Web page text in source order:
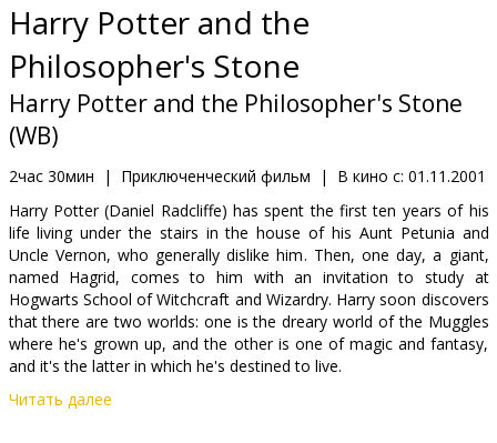
Клуб
Harry Potter and the
Philosopher's Stone
Harry Potter and the Philosopher's Stone
(WB)
2час 30мин | Приключенческий фильм | В кино с: 01.11.2001
Harry Potter (Daniel Radcliffe) has spent the first ten years of his
life living under the stairs in the house of his Aunt Petunia and
Uncle Vernon, who generally dislike him. Then, one day, a giant,
named Hagrid, comes to him with an invitation to study at
Hogwarts School of Witchcraft and Wizardry. Harry soon discovers
that there are two worlds: one is the dreary world of the Muggles
where he's grown up, and the other is one of magic and fantasy,
and it's the latter in which he's destined to live.
Читать далее